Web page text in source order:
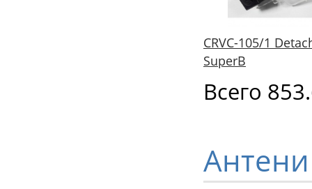
CRVC-105/1
SuperB
Всего